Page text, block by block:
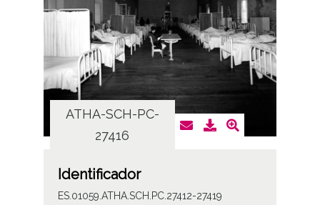
ATHA-SCH-PC-
27416
Identificador
ES.01059.ATHA.SCH.PC.27412-27419